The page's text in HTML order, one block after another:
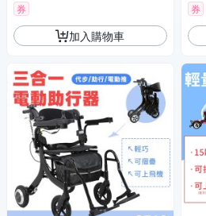
券
加入購物車
券